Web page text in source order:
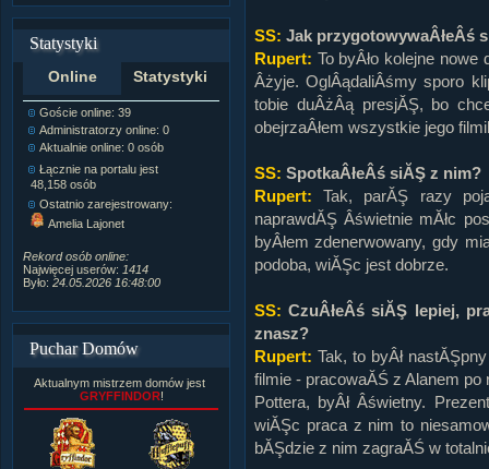
Statystyki
Online Statystyki
Goście online: 39
Administratorzy online: 0
Aktualnie online: 0 osób
Łącznie na portalu jest
48,158 osób
Ostatnio zarejestrowany:
Amelia Lajonet
Rekord osób online:
Najwięcej userów: 1414
Było: 24.05.2026 16:48:00
Napisanych artykułów:1,087
Dodanych newsów:10,564
Tematów na forum:
3,921
Postów na forum:319,637
Komentarzy do materiałów:
Rozdanych pochwał:
Wlepionych ostrzeżeń:4,170
Puchar Domów
Aktualnym mistrzem domów jest
GRYFFINDOR!
SS: Jak przygotowywaÂłeÂś
Rupert: To byÂło kolejne
Âżyje. OglÂądaliÂśmy sporo
tobie duÂżÂą presjĂŞ, bo
obejrzaÂłem wszystkie jego
SS: SpotkaÂłeÂś siĂŞ z nim?
Rupert: Tak, parĂŞ razy
naprawdĂŞ Âświetnie mĂłc
byÂłem zdenerwowany, gdy
podoba, wiĂŞc jest dobrze.
SS: CzuÂłeÂś siĂŞ lepiej,
znasz?
Rupert: Tak, to byÂł
filmie - pracowaĂŚ z Alanem po
Pottera, byÂł Âświetny.
wiĂŞc praca z nim to
bĂŞdzie z nim zagraĂŚ w